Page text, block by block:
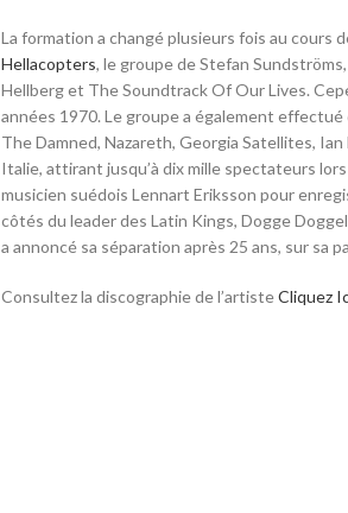
La formation a changé plusieurs fois au cours
Hellacopters, le groupe de Stefan
Hellberg et The Soundtrack Of Our Lives.
années 1970. Le groupe a également
The Damned, Nazareth, Georgia Satellites,
Italie, attirant jusqu’à dix mille spectateurs
musicien suédois Lennart Eriksson pour
côtés du leader des Latin Kings, Dogge
a annoncé sa séparation après 25 ans, sur sa
Consultez la discographie de l’artisteCliquez